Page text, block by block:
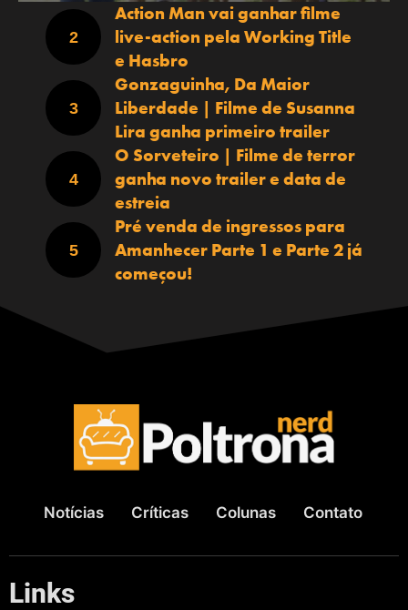
Action Man vai ganhar filme
live-action pela Working Title
e Hasbro
Gonzaguinha, Da Maior
Liberdade | Filme de Susanna
Lira ganha primeiro trailer
O Sorveteiro | Filme de terror
ganha novo trailer e data de
estreia
Pré venda de ingressos para
Amanhecer Parte 1 e Parte 2 já
começou!
Notícias Críticas Colunas Contato
Links